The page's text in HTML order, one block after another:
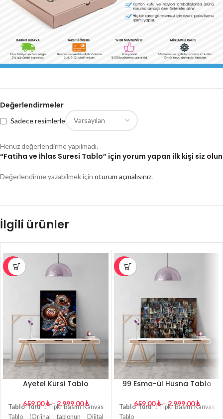
Değerlendirmeler
Sadece resimlerle
Henüz değerlendirme yapılmadı.
“Fatiha ve İhlas Suresi Tablo” için yorum yapan ilk kişi siz olun
Değerlendirme yazabilmek için oturum açmalısınız.
İlgili ürünler
-27%
Ayetel Kürsi Tablo
659,00₺–2.999,00₺
Tablo Türü :Tıpkı Basım Kanvas
Tablo (Orjinal tablonun Dijital
-27%
99 Esma-ül Hüsna Tablo
659,00₺–2.999,00₺
Tablo Türü :Tıpkı Basım Kanvas
Tablo